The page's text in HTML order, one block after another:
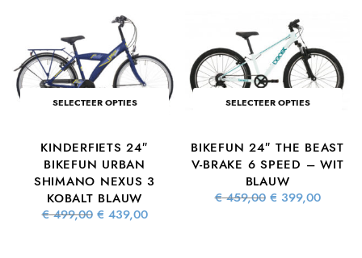
SELECTEER OPTIES
KINDERFIETS 24″
BIKEFUN URBAN
SHIMANO NEXUS 3
KOBALT BLAUW
€499,00 Oorspronkelijke
prijs was:
€ 439,00
SELECTEER OPTIES
BIKEFUN 24″ THE BEAST
V-BRAKE 6 SPEED – WIT
BLAUW
€459,00 Oorspronkelijke
prijs was:
€ 399,00